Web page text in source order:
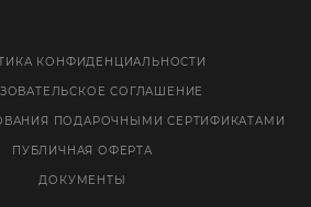
КОНФИДЕНЦИАЛЬНОСТИ
СОГЛАШЕНИЕ
ПОДАРОЧНЫМИ СЕРТИФИКАТАМИ
ПУБЛИЧНАЯ ОФЕРТА
ДОКУМЕНТЫ